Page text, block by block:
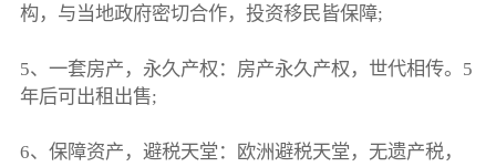
构，与当地政府密切合作，投资移民皆保障;
5、一套房产，永久产权：房产永久产权，世代相传。5
年后可出租出售;
6、保障资产，避税天堂：欧洲避税天堂，无遗产税，